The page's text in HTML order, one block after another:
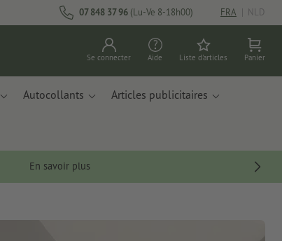
07 848 37 96 (Lu-Ve 8-18h00) FRA | NLD
Se connecter Aide Liste d'articles Panier
Autocollants Articles publicitaires
En savoir plus